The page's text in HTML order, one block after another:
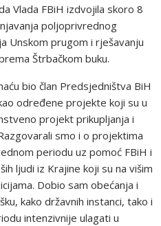
Vlada FBiH izdvojila skoro 8
poljoprivrednog
Unskom prugom i rješavanju
Štrbačkom buku.
bio član Predsjedništva BiH
određene projekte koji su u
projekt prikupljanja i
smo i o projektima
periodu uz pomoć FBiH i
ljudi iz Krajine koji su na višim
Dobio sam obećanja i
kako državnih instanci, tako i
intenzivnije ulagati u